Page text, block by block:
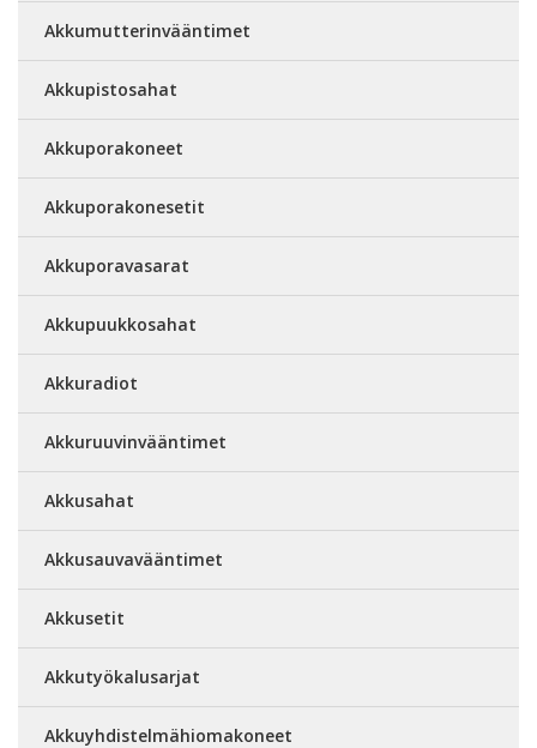
Akkumutterinvääntimet
Akkupistosahat
Akkuporakoneet
Akkuporakonesetit
Akkuporavasarat
Akkupuukkosahat
Akkuradiot
Akkuruuvinvääntimet
Akkusahat
Akkusauvavääntimet
Akkusetit
Akkutyökalusarjat
Akkuyhdistelmähiomakoneet